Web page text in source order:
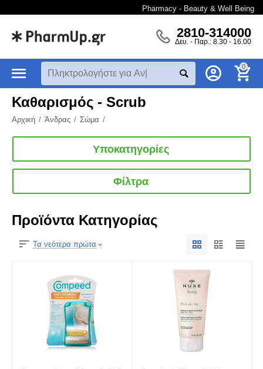
Pharmacy - Beauty & Well Being
2810-314000
Δευ. - Παρ.: 8.30 - 16.00
0
Καθαρισμός - Scrub
Αρχική / Άνδρας / Σώμα /
Υποκατηγορίες
Φίλτρα
Προϊόντα Κατηγορίας
Τα νεότερα πρώτα